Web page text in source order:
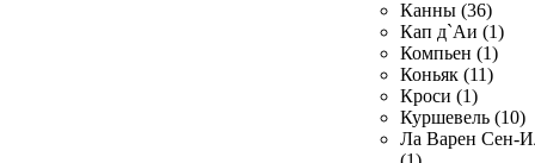
Канны (36)
Кап д`Аи (1)
Компьен (1)
Коньяк (11)
Кроси (1)
Куршевель (10)
Ла Варен Сен-